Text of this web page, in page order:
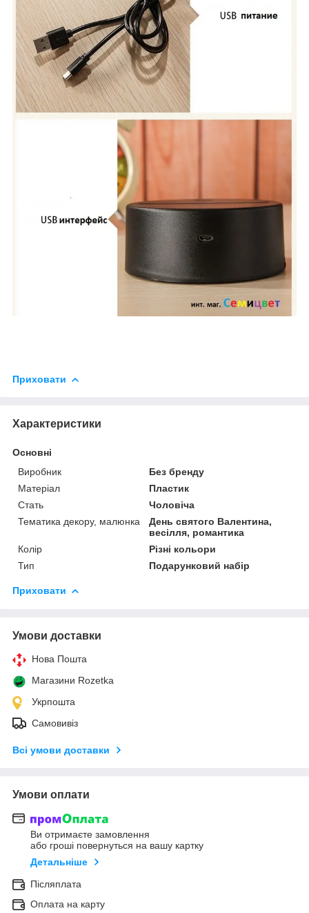
Приховати
Характеристики
Основні
Виробник
Без бренду
Матеріал
Пластик
Стать
Чоловіча
Тематика декору, малюнка
День святого Валентина,
весілля, романтика
Колір
Різні кольори
Тип
Подарунковий набір
Приховати
Умови доставки
Нова Пошта
Магазини Rozetka
Укрпошта
Самовивіз
Всі умови доставки
Умови оплати
Ви отримаєте замовлення
або гроші повернуться на вашу картку
Детальніше
Післяплата
Оплата на карту